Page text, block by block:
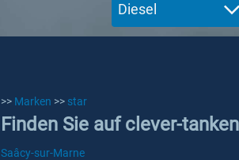
Diesel
>> Marken >> star
Finden Sie auf clever-
Saâcy-sur-Marne